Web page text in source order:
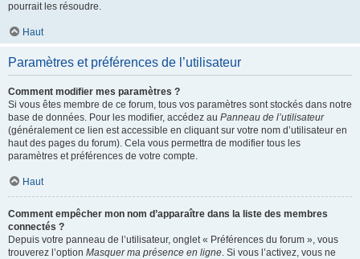
pourrait les résoudre.
Haut
Paramètres et préférences de l’utilisateur
Comment modifier mes paramètres ?
Si vous êtes membre de ce forum, tous vos paramètres sont stockés dans notre
base de données. Pour les modifier, accédez au Panneau de l’utilisateur
(généralement ce lien est accessible en cliquant sur votre nom d’utilisateur en
haut des pages du forum). Cela vous permettra de modifier tous les
paramètres et préférences de votre compte.
Haut
Comment empêcher mon nom d’apparaître dans la liste des membres
connectés ?
Depuis votre panneau de l’utilisateur, onglet « Préférences du forum », vous
trouverez l’option Masquer ma présence en ligne. Si vous l’activez, vous ne